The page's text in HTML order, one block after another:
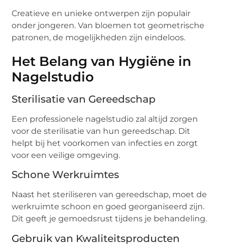
Creatieve en unieke ontwerpen zijn populair
onder jongeren. Van bloemen tot geometrische
patronen, de mogelijkheden zijn eindeloos.
Het Belang van Hygiëne in
Nagelstudio
Sterilisatie van Gereedschap
Een professionele nagelstudio zal altijd zorgen
voor de sterilisatie van hun gereedschap. Dit
helpt bij het voorkomen van infecties en zorgt
voor een veilige omgeving.
Schone Werkruimtes
Naast het steriliseren van gereedschap, moet de
werkruimte schoon en goed georganiseerd zijn.
Dit geeft je gemoedsrust tijdens je behandeling.
Gebruik van Kwaliteitsproducten